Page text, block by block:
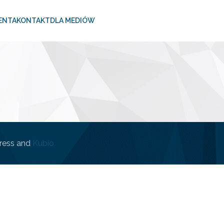
KONTAKTDLA MEDIÓW
and Kubio